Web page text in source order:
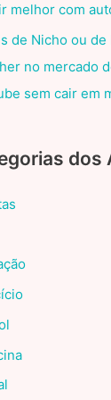
melhor com
de Nicho ou de
no mercado
sem cair em
dos